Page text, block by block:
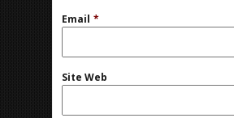
Email *
Site Web